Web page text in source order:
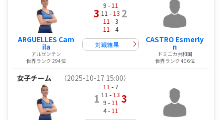
ARGUELLES Cam
ila
アルゼンチン
世界ランク 294位
3
9 - 11
11 - 13
11 - 3
11 - 4
2
対戦結果
CASTRO Esmerly
n
ドミニカ共和国
世界ランク 406位
女子チーム （2025-10-17 15:00）
1
11 - 7
11 - 13
9 - 11
4 - 11
3